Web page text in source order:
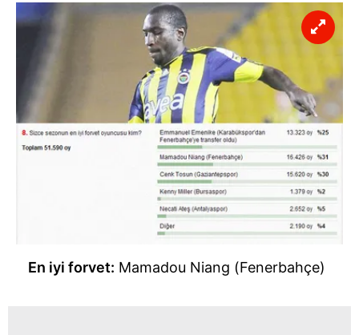
En iyi forvet: Mamadou Niang (Fenerbahçe)